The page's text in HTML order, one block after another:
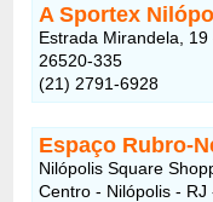
A Sportex
Estrada Mirandela,
26520-335
(21) 2791-6928
Espaço Rubro-
Nilópolis Square
Centro - Nilópolis -